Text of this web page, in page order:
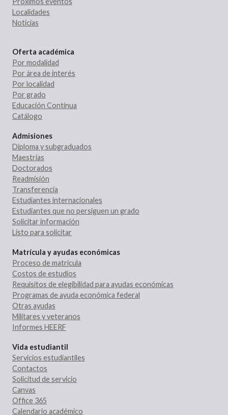
Localidades
Noticias
Oferta académica
Por modalidad
Por área de interés
Por localidad
Por grado
Educación Continua
Catálogo
Admisiones
Diploma y subgraduados
Maestrías
Doctorados
Readmisión
Transferencia
Estudiantes internacionales
Estudiantes que no persiguen un grado
Solicitar información
Listo para solicitar
Matrícula y ayudas económicas
Proceso de matrícula
Costos de estudios
Requisitos de elegibilidad para ayudas económicas
Programas de ayuda económica federal
Otras ayudas
Militares y veteranos
Informes HEERF
Vida estudiantil
Servicios estudiantiles
Contactos
Solicitud de servicio
Canvas
Office 365
Calendario académico